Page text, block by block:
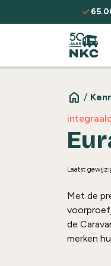
Spring naar de inhoud
check
home /
Laatst
Met de
de
merken